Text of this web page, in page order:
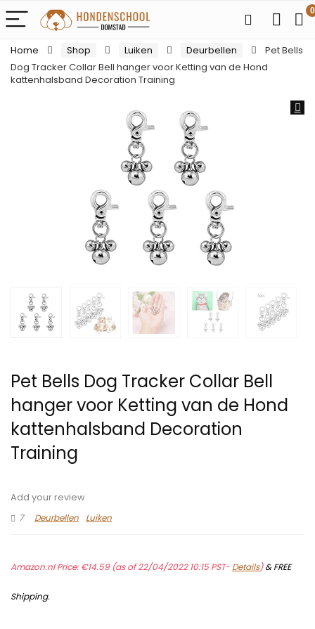
0
Home Shop Luiken Deurbellen
Pet Bells
Dog Tracker Collar Bell hanger voor Ketting van de Hond
kattenhalsband Decoration Training
Pet Bells Dog Tracker Collar Bell
hanger voor Ketting van de Hond
kattenhalsband Decoration
Training
Add your review
7
Deurbellen Luiken
Amazon.nl Price:€14.59(as of 22/04/2022 10:15 PST- Details)&FREE
Shipping.